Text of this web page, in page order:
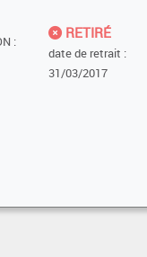
:
RETIRÉ
date de retrait :
31/03/2017